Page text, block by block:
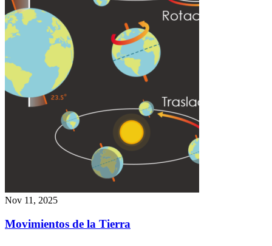
Nov 11, 2025
Movimientos de la Tierra